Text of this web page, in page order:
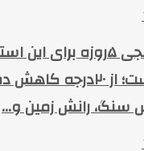
هشدار نارنجی ۵روزه
خطری هست؛ از ۲۰درجه
سنگ، رانش زمین و…